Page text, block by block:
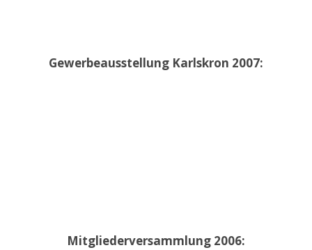
Gewerbeausstellung Karlskron 2007:
Mitgliederversammlung 2006: